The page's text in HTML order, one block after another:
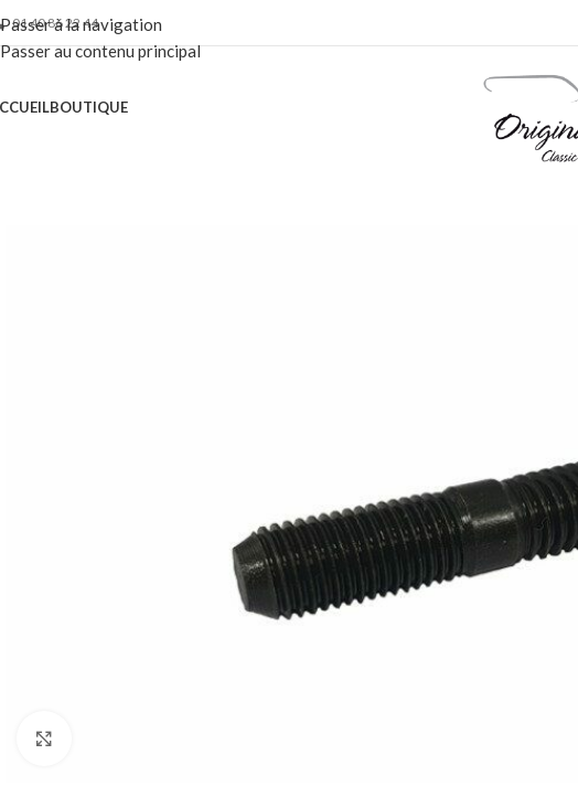
Passer à la navigation
Passer au contenu principal
01 40 86 22 44
BOUTIQUE